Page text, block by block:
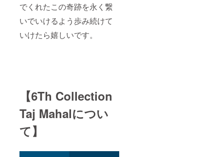
でくれたこの奇跡を永く繋
いでいけるよう歩み続けて
いけたら嬉しいです。
【6Th Collection
Taj Mahalについ
て】